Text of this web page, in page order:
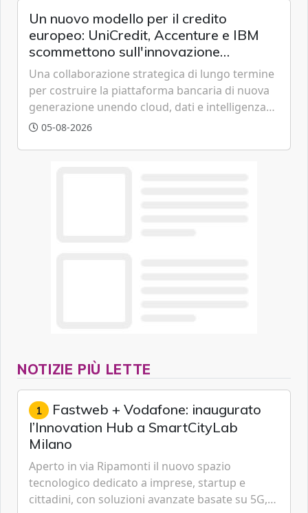
Un nuovo modello per il credito
europeo: UniCredit, Accenture e IBM
scommettono sull'innovazione
tecnologica
Una collaborazione strategica di lungo termine
per costruire la piattaforma bancaria di nuova
generazione unendo cloud, dati e intelligenza
artificiale.
05-08-2026
NOTIZIE PIÙ LETTE
1 Fastweb + Vodafone: inaugurato
l’Innovation Hub a SmartCityLab
Milano
Aperto in via Ripamonti il nuovo spazio
tecnologico dedicato a imprese, startup e
cittadini, con soluzioni avanzate basate su 5G,